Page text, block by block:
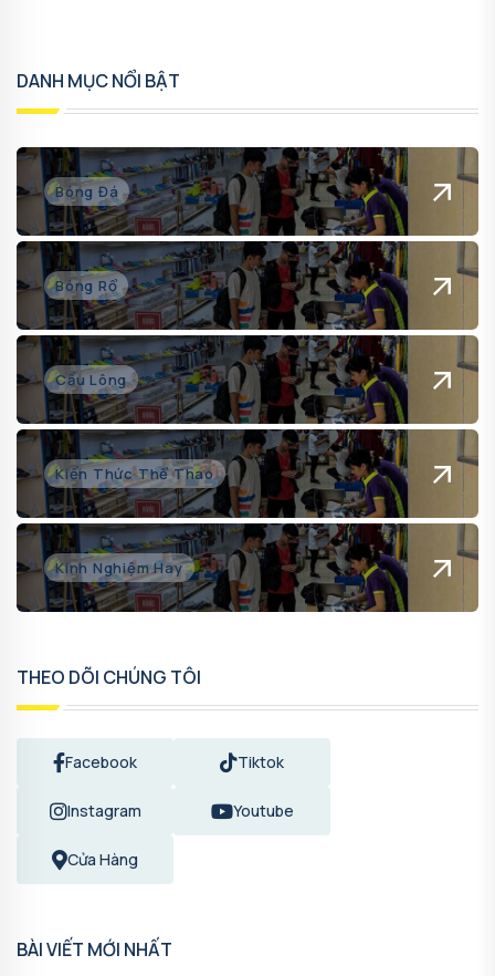
DANH MỤC NỔI BẬT
Bóng Đá
Bóng Rổ
Cầu Lông
Kiến Thức Thể Thao
Kinh Nghiệm Hay
THEO DÕI CHÚNG TÔI
Facebook Tiktok
Instagram Youtube
Cửa Hàng
BÀI VIẾT MỚI NHẤT